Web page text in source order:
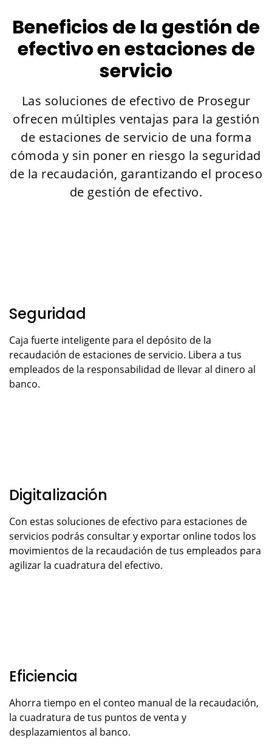
Beneficios de la gestión de
efectivo en estaciones de
servicio
Las soluciones de efectivo de Prosegur
ofrecen múltiples ventajas para la gestión
de estaciones de servicio de una forma
cómoda y sin poner en riesgo la seguridad
de la recaudación, garantizando el proceso
de gestión de efectivo.
Seguridad
Caja fuerte inteligente para el depósito de la
recaudación de estaciones de servicio. Libera a tus
empleados de la responsabilidad de llevar al dinero al
banco.
Digitalización
Con estas soluciones de efectivo para estaciones de
servicios podrás consultar y exportar online todos los
movimientos de la recaudación de tus empleados para
agilizar la cuadratura del efectivo.
Eficiencia
Ahorra tiempo en el conteo manual de la recaudación,
la cuadratura de tus puntos de venta y
desplazamientos al banco.